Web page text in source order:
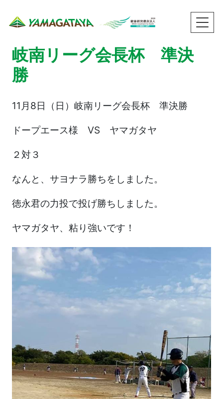
岐南リーグ会長杯 準決
勝
11月8日（日）岐南リーグ会長杯 準決勝
ドープエース様 VS ヤマガタヤ
２対３
なんと、サヨナラ勝ちをしました。
徳永君の力投で投げ勝ちしました。
ヤマガタヤ、粘り強いです！